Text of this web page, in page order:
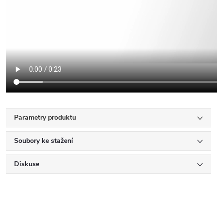
Parametry produktu
Soubory ke stažení
Diskuse